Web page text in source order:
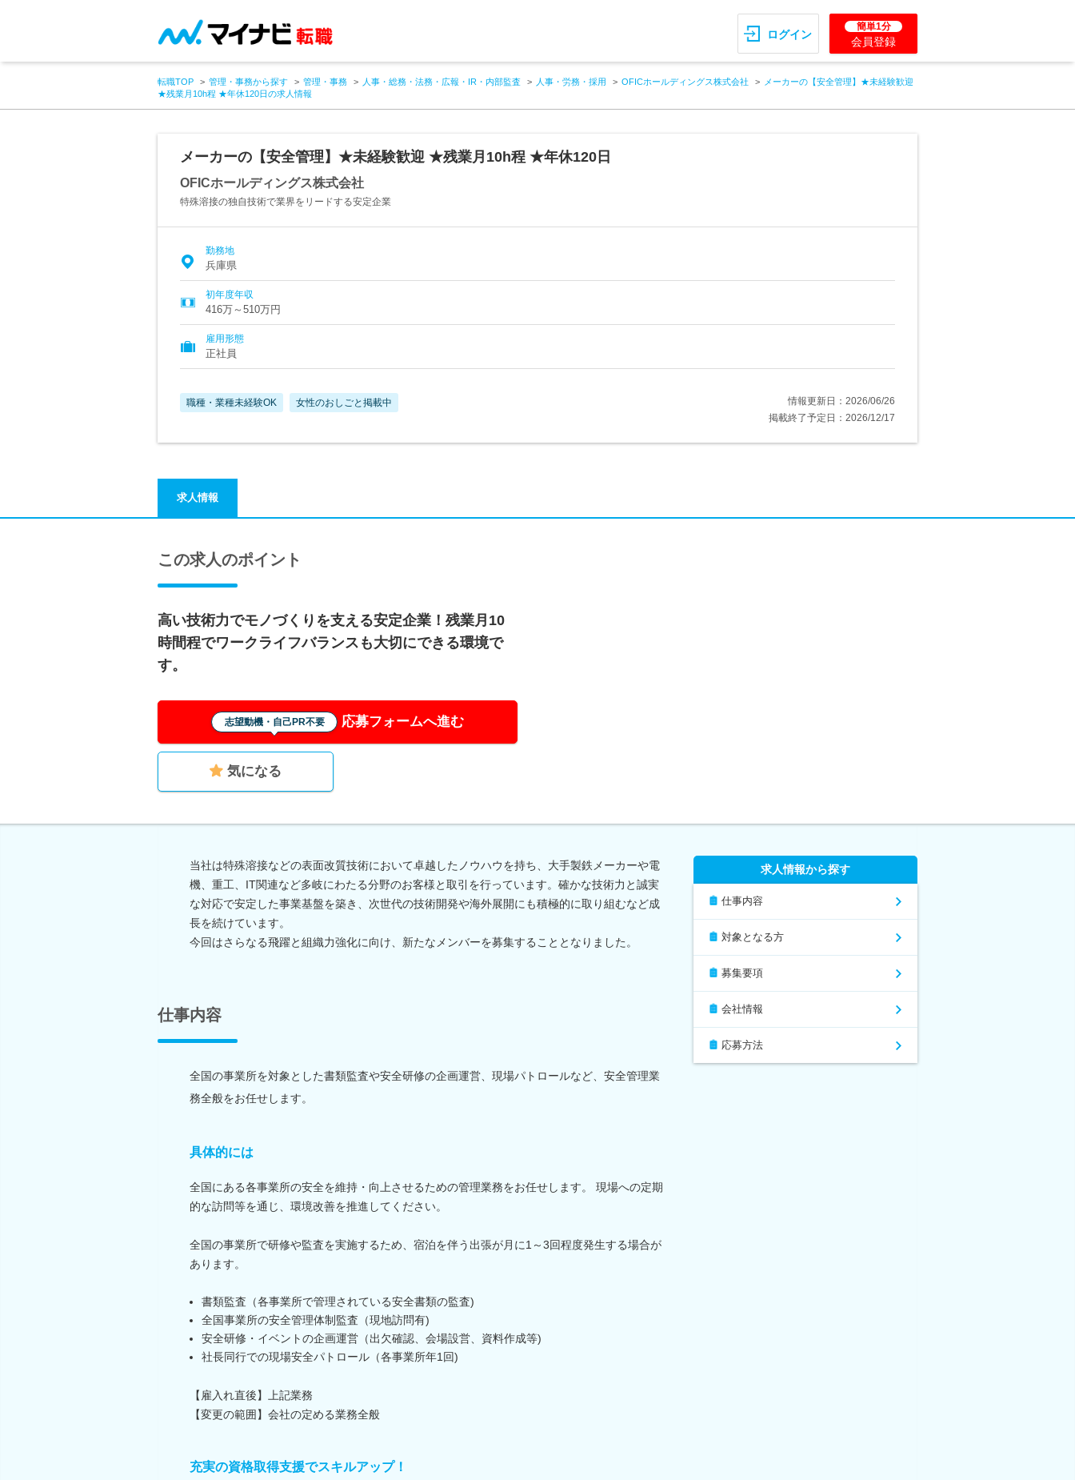
ログイン
簡単1分
会員登録
転職TOP 管理・事務から探す 管理・事務 人事・総務・法務・広報・IR・内部監査 人事・労務・採用 OFICホールディングス株式会社
メーカーの【安全管理】★未経験歓迎
★残業月10h程 ★年休120日の求人情報
メーカーの【安全管理】★未経験歓迎 ★残業月10h程 ★年休120日
OFICホールディングス株式会社
特殊溶接の独自技術で業界をリードする安定企業
勤務地
兵庫県
初年度年収
416万～510万円
雇用形態
正社員
職種・業種未経験OK 女性のおしごと掲載中
情報更新日：2026/06/26
掲載終了予定日：2026/12/17
求人情報
この求人のポイント
高い技術力でモノづくりを支える安定企業！残業月10
時間程でワークライフバランスも大切にできる環境で
す。
志望動機・自己PR不要 応募フォームへ進む
気になる
当社は特殊溶接などの表面改質技術において卓越したノウハウを持ち、大手製鉄メーカーや電
機、重工、IT関連など多岐にわたる分野のお客様と取引を行っています。確かな技術力と誠実
な対応で安定した事業基盤を築き、次世代の技術開発や海外展開にも積極的に取り組むなど成
長を続けています。
今回はさらなる飛躍と組織力強化に向け、新たなメンバーを募集することとなりました。
仕事内容
全国の事業所を対象とした書類監査や安全研修の企画運営、現場パトロールなど、安全管理業
務全般をお任せします。
具体的には
全国にある各事業所の安全を維持・向上させるための管理業務をお任せします。 現場への定期
的な訪問等を通じ、環境改善を推進してください。
全国の事業所で研修や監査を実施するため、宿泊を伴う出張が月に1～3回程度発生する場合が
あります。
書類監査（各事業所で管理されている安全書類の監査)
全国事業所の安全管理体制監査（現地訪問有)
安全研修・イベントの企画運営（出欠確認、会場設営、資料作成等)
社長同行での現場安全パトロール（各事業所年1回)
【雇入れ直後】上記業務
【変更の範囲】会社の定める業務全般
充実の資格取得支援でスキルアップ！
求人情報から探す
仕事内容
対象となる方
募集要項
会社情報
応募方法